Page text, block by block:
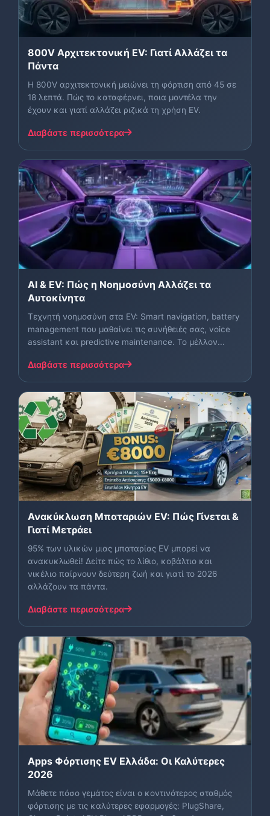
800V Αρχιτεκτονική EV: Γιατί Αλλάζει τα
Πάντα
Η 800V αρχιτεκτονική μειώνει τη φόρτιση από 45 σε
18 λεπτά. Πώς το καταφέρνει, ποια μοντέλα την
έχουν και γιατί αλλάζει ριζικά τη χρήση EV.
Διαβάστε περισσότερα
AI & EV: Πώς η Νοημοσύνη Αλλάζει τα
Αυτοκίνητα
Τεχνητή νοημοσύνη στα EV: Smart navigation, battery
management που μαθαίνει τις συνήθειές σας, voice
assistant και predictive maintenance. Το μέλλον...
Διαβάστε περισσότερα
Ανακύκλωση Μπαταριών EV: Πώς Γίνεται &
Γιατί Μετράει
95% των υλικών μιας μπαταρίας EV μπορεί να
ανακυκλωθεί! Δείτε πώς το λίθιο, κοβάλτιο και
νικέλιο παίρνουν δεύτερη ζωή και γιατί το 2026
αλλάζουν τα πάντα.
Διαβάστε περισσότερα
Apps Φόρτισης EV Ελλάδα: Οι Καλύτερες
2026
Μάθετε πόσο γεμάτος είναι ο κοντινότερος σταθμός
φόρτισης με τις καλύτερες εφαρμογές: PlugShare,